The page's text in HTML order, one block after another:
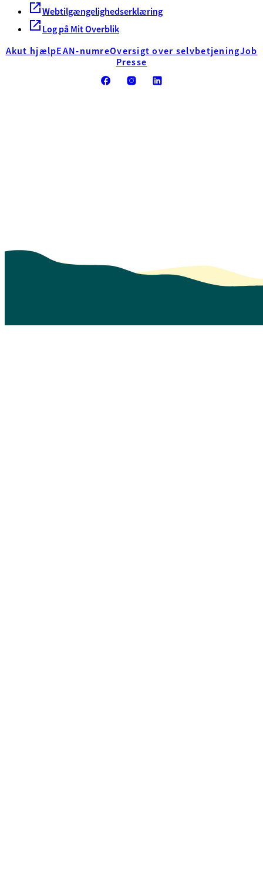
Webtilgængelighedserklæring
Log på Mit Overblik
Akut hjælpEAN-numreOversigt over selvbetjeningJob
Presse